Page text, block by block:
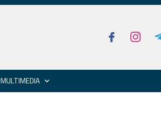
MULTIMEDIA